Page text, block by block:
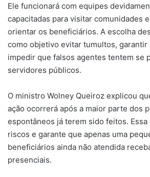
Ele funcionará com equipes
capacitadas para visitar comunidades
orientar os beneficiários. A escolha
como objetivo evitar tumultos, garantir
impedir que falsos agentes tentem se
servidores públicos.
O ministro Wolney Queiroz explicou
ação ocorrerá após a maior parte dos
espontâneos já terem sido feitos.
riscos e garante que apenas uma
beneficiários ainda não atendida
presenciais.